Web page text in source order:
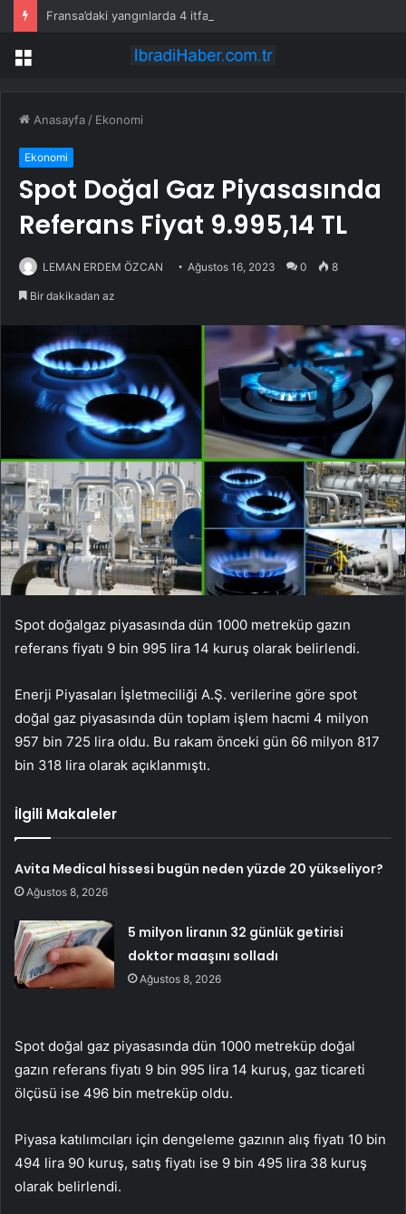
Fransa’daki yangınlarda 4 itfaiye eri hayatını kaybetti
Menü
Anasayfa / Ekonomi
Ekonomi
Spot Doğal Gaz Piyasasında
Referans Fiyat 9.995,14 TL
LEMAN ERDEM ÖZCAN Ağustos 16, 2023 0 8
Bir dakikadan az
Spot doğalgaz piyasasında dün 1000 metreküp gazın
referans fiyatı 9 bin 995 lira 14 kuruş olarak belirlendi.
Enerji Piyasaları İşletmeciliği A.Ş. verilerine göre spot
doğal gaz piyasasında dün toplam işlem hacmi 4 milyon
957 bin 725 lira oldu. Bu rakam önceki gün 66 milyon 817
bin 318 lira olarak açıklanmıştı.
İlgili Makaleler
Avita Medical hissesi bugün neden yüzde 20 yükseliyor?
Ağustos 8, 2026
5 milyon liranın 32 günlük getirisi
doktor maaşını solladı
Ağustos 8, 2026
Spot doğal gaz piyasasında dün 1000 metreküp doğal
gazın referans fiyatı 9 bin 995 lira 14 kuruş, gaz ticareti
ölçüsü ise 496 bin metreküp oldu.
Piyasa katılımcıları için dengeleme gazının alış fiyatı 10 bin
494 lira 90 kuruş, satış fiyatı ise 9 bin 495 lira 38 kuruş
olarak belirlendi.